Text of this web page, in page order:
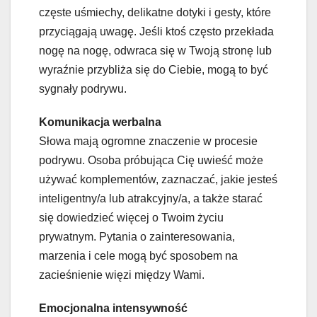
częste uśmiechy, delikatne dotyki i gesty, które
przyciągają uwagę. Jeśli ktoś często przekłada
nogę na nogę, odwraca się w Twoją stronę lub
wyraźnie przybliża się do Ciebie, mogą to być
sygnały podrywu.
Komunikacja werbalna
Słowa mają ogromne znaczenie w procesie
podrywu. Osoba próbująca Cię uwieść może
używać komplementów, zaznaczać, jakie jesteś
inteligentny/a lub atrakcyjny/a, a także starać
się dowiedzieć więcej o Twoim życiu
prywatnym. Pytania o zainteresowania,
marzenia i cele mogą być sposobem na
zacieśnienie więzi między Wami.
Emocjonalna intensywność